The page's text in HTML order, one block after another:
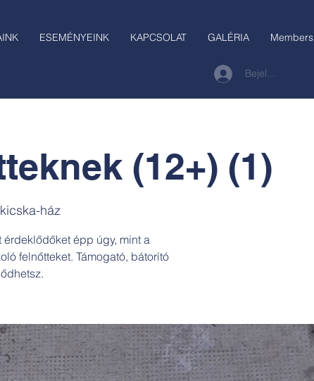
ESEMÉNYEINK KAPCSOLAT GALÉRIA Members
Bejelentkezés
(12+) (1)
ház
épp úgy, mint a
felnőtteket. Támogató, bátorító